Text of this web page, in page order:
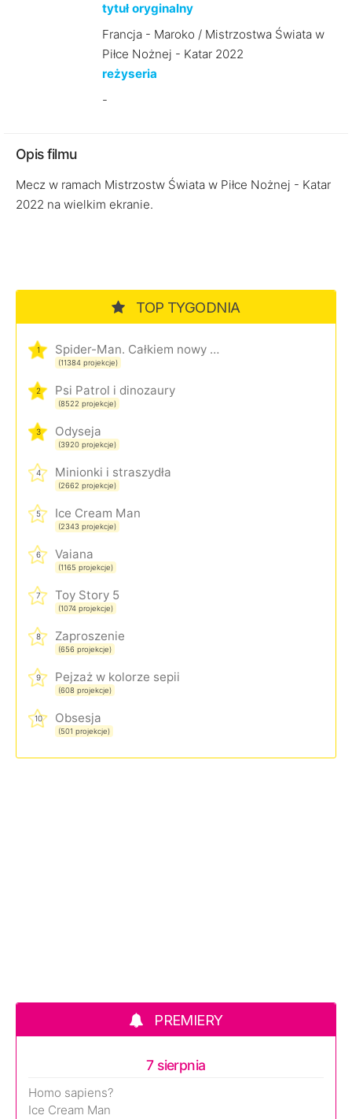
tytuł oryginalny
Francja - Maroko / Mistrzostwa Świata w
Piłce Nożnej - Katar 2022
reżyseria
-
Opis filmu
Mecz w ramach Mistrzostw Świata w Piłce Nożnej - Katar
2022 na wielkim ekranie.
TOP TYGODNIA
1 Spider-Man. Całkiem nowy dzień
(11384 projekcje)
2 Psi Patrol i dinozaury
(8522 projekcje)
3 Odyseja
(3920 projekcje)
4 Minionki i straszydła
(2662 projekcje)
5 Ice Cream Man
(2343 projekcje)
6 Vaiana
(1165 projekcje)
7 Toy Story 5
(1074 projekcje)
8 Zaproszenie
(656 projekcje)
9 Pejzaż w kolorze sepii
(608 projekcje)
10 Obsesja
(501 projekcje)
PREMIERY
7 sierpnia
Homo sapiens?
Ice Cream Man